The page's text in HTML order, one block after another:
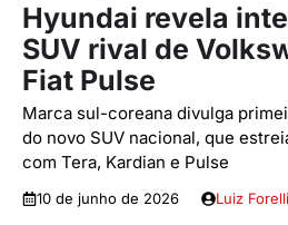
Hyundai revela
SUV rival de
Fiat Pulse
Marca sul-coreana divulga
do novo SUV nacional, que
com Tera, Kardian e Pulse
10 de junho de 2026 Luiz Forelli